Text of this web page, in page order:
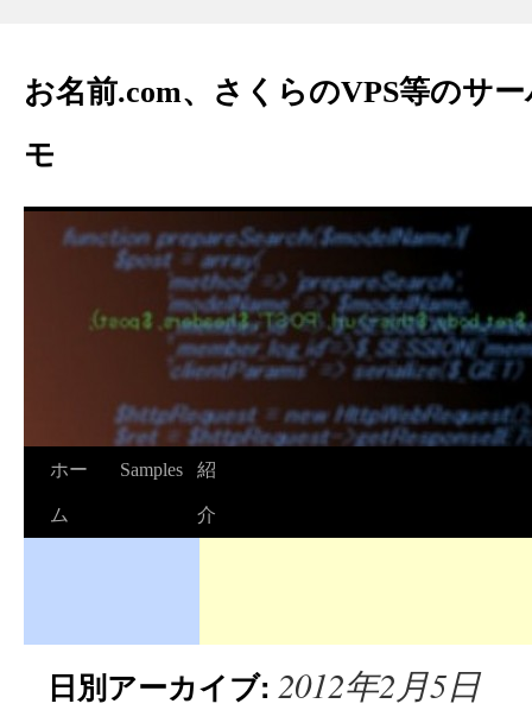
お名前.com、さくらのVPS等のサ
モ
ホー
ム
Samples 紹
介
日別アーカイブ: 2012年2月5日